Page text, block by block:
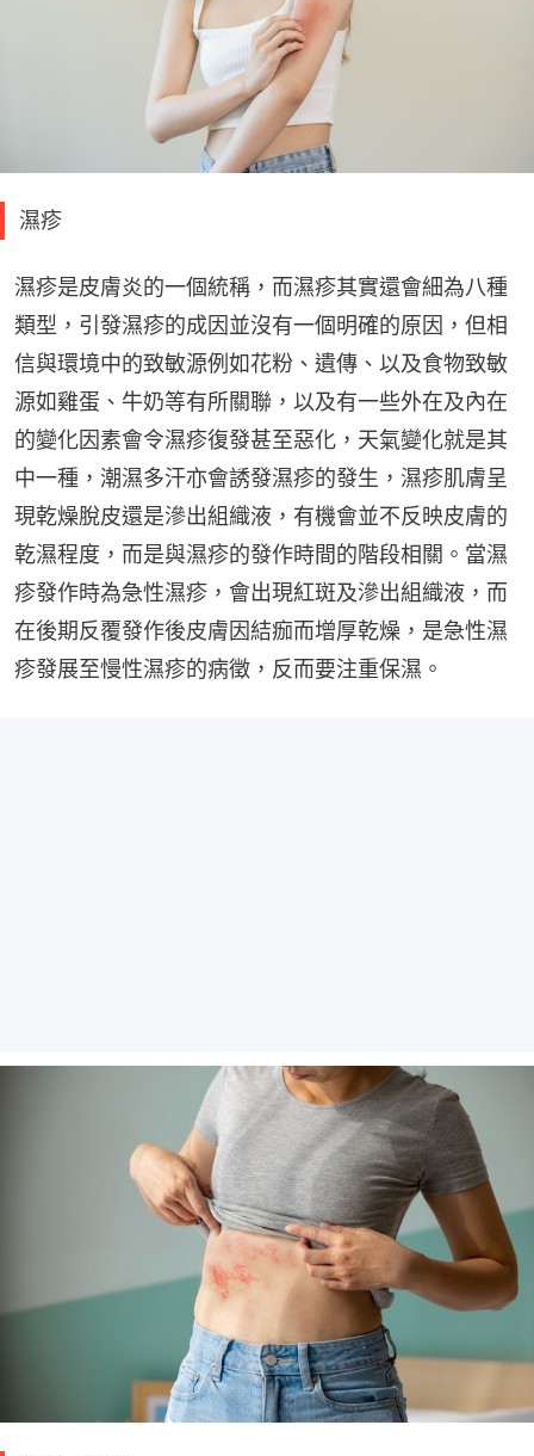
濕疹
濕疹是皮膚炎的一個統稱，而濕疹其實還會細為八種
類型，引發濕疹的成因並沒有一個明確的原因，但相
信與環境中的致敏源例如花粉、遺傳、以及食物致敏
源如雞蛋、牛奶等有所關聯，以及有一些外在及內在
的變化因素會令濕疹復發甚至惡化，天氣變化就是其
中一種，潮濕多汗亦會誘發濕疹的發生，濕疹肌膚呈
現乾燥脫皮還是滲出組織液，有機會並不反映皮膚的
乾濕程度，而是與濕疹的發作時間的階段相關。當濕
疹發作時為急性濕疹，會出現紅斑及滲出組織液，而
在後期反覆發作後皮膚因結痂而增厚乾燥，是急性濕
疹發展至慢性濕疹的病徵，反而要注重保濕。